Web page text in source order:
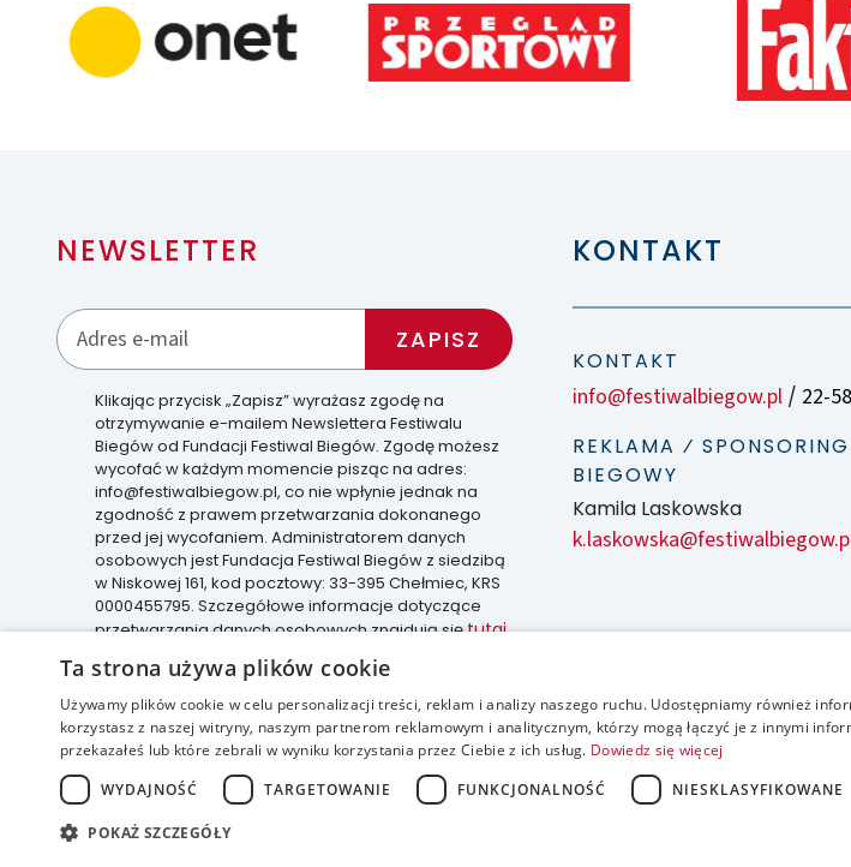
NEWSLETTER
Klikając przycisk „Zapisz” wyrażasz zgodę na
otrzymywanie e-mailem Newslettera Festiwalu
Biegów od Fundacji Festiwal Biegów. Zgodę możesz
wycofać w każdym momencie pisząc na adres:
info@festiwalbiegow.pl, co nie wpłynie jednak na
zgodność z prawem przetwarzania dokonanego
przed jej wycofaniem. Administratorem danych
osobowych jest Fundacja Festiwal Biegów z siedzibą
w Niskowej 161, kod pocztowy: 33-395 Chełmiec, KRS
0000455795. Szczegółowe informacje dotyczące
przetwarzania danych osobowych znajdują siętutaj.
KONTAKT
KONTAKT
info@festiwalbiegow.pl/ 22-
REKLAMA ⁄
BIEGOWY
Kamila Laskowska
realizacja:
Ta strona używa plików cookie
Używamy plików cookie w celu personalizacji treści, reklam i analizy naszego ruchu. Udostępniamy również
korzystasz z naszej witryny, naszym partnerom reklamowym i analitycznym, którzy mogą łączyć je z innymi
przekazałeś lub które zebrali w wyniku korzystania przez Ciebie z ich usług. Dowiedz się więcej
WYDAJNOŚĆ
TARGETOWANIE FUNKCJONALNOŚĆ NIESKLASYFIKOWANE
POKAŻ SZCZEGÓŁY